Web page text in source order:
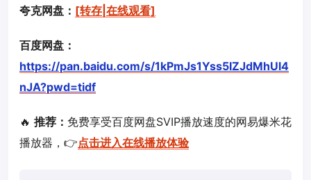
夸克网盘： [转存|在线观看]
百度网盘：
https://pan.baidu.com/s/1kPmJs1Yss5IZJdMhUl4
nJA?pwd=tidf
🔥 推荐： 免费享受百度网盘SVIP播放速度的网易爆米花
播放器，👉点击进入在线播放体验